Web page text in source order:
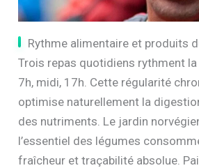
Rythme alimentaire et produits
Trois repas quotidiens rythment
7h, midi, 17h. Cette régularité
optimise naturellement la
des nutriments. Le jardin
l’essentiel des légumes
fraîcheur et traçabilité absolue.